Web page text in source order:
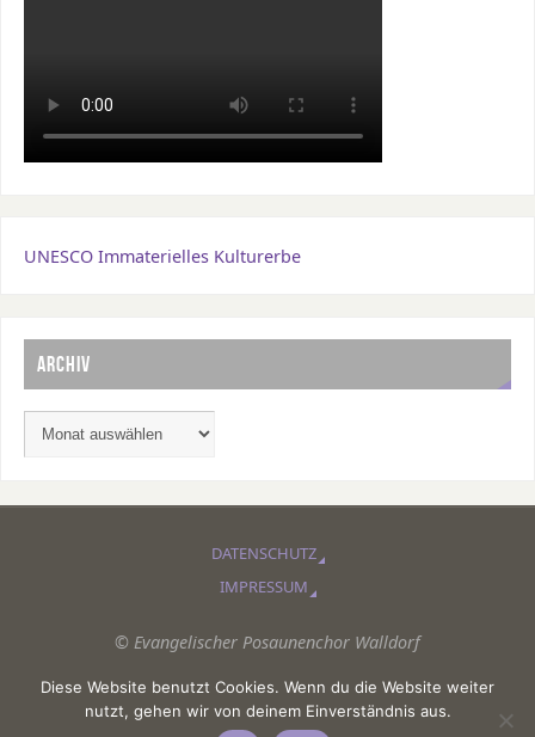
UNESCO Immaterielles Kulturerbe
ARCHIV
DATENSCHUTZ
IMPRESSUM
© Evangelischer Posaunenchor Walldorf
PRÄSENTIERT VONPARABOLA&WORDPRESS.
Diese Website benutzt Cookies. Wenn du die Website weiter
nutzt, gehen wir von deinem Einverständnis aus.